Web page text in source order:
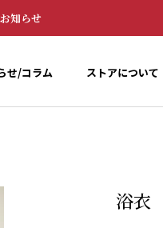
知らせ
せ/コラム
ストアについて
浴衣